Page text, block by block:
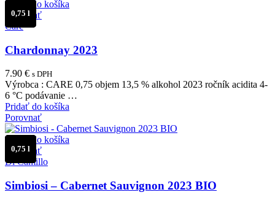
Pridať do košíka
Porovnať
Care
Chardonnay 2023
7.90 € s DPH
0,75 l
Výrobca : CARE 0,75 objem 13,5 % alkohol 2023 ročník acidita 4-
6 °C podávanie …
Pridať do košíka
Porovnať
Pridať do košíka
Porovnať
Di Camillo
Simbiosi – Cabernet Sauvignon 2023 BIO
0,75 l